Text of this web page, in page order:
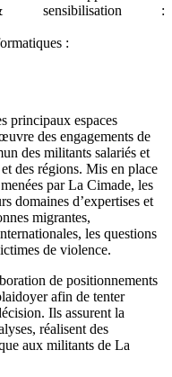
sensibilisation :
:
principaux espaces
des engagements de
des militants salariés et
des régions. Mis en place
par La Cimade, les
domaines d’expertises et
migrantes,
les questions
de violence.
de positionnements
afin de tenter
Ils assurent la
réalisent des
aux militants de La